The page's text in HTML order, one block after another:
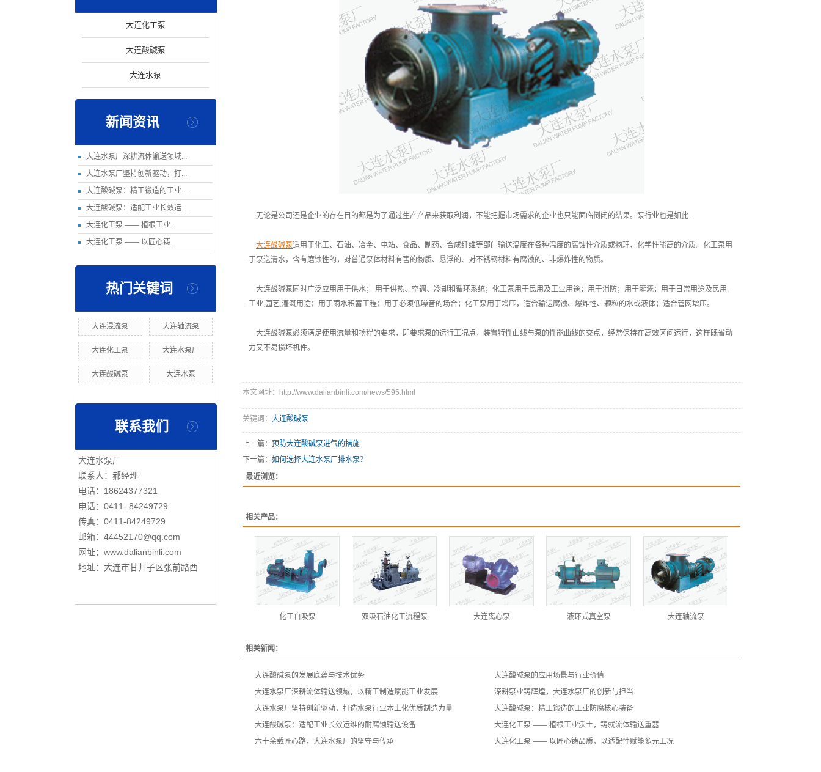
大连化工泵
大连酸碱泵
大连水泵
新闻资讯
大连水泵厂深耕流体输送领域...
大连水泵厂坚持创新驱动，打...
大连酸碱泵：精工锻造的工业...
大连酸碱泵：适配工业长效运...
大连化工泵 —— 植根工业...
大连化工泵 —— 以匠心铸...
热门关键词
大连混流泵 大连轴流泵
大连化工泵 大连水泵厂
大连酸碱泵 大连水泵
联系我们
大连水泵厂
联系人：郝经理
电话：18624377321
电话：0411- 84249729
传真：0411-84249729
邮箱：44452170@qq.com
网址： www.dalianbinli.com
地址：大连市甘井子区张前路西
无论是公司还是企业的存在目的都是为了通过生产产品来获取利润，不能把握市场需求的企业也只能面临倒闭的结果。泵行业也是如此.
大连酸碱泵适用于化工、石油、冶金、电站、食品、制药、合成纤维等部门输送温度在各种温度的腐蚀性介质或物理、化学性能高的介质。化工泵用
于泵送清水，含有磨蚀性的，对普通泵体材料有害的物质、悬浮的、对不锈钢材料有腐蚀的、非爆炸性的物质。
大连酸碱泵同时广泛应用用于供水； 用于供热、空调、冷却和循环系统；化工泵用于民用及工业用途；用于消防；用于灌溉；用于日常用途及民用,
工业,园艺,灌溉用途；用于雨水积蓄工程；用于必须低噪音的场合；化工泵用于增压，适合输送腐蚀、爆炸性、颗粒的水或液体；适合管网增压。
大连酸碱泵必须满足使用流量和扬程的要求，即要求泵的运行工况点，装置特性曲线与泵的性能曲线的交点，经常保持在高效区间运行，这样既省动
力又不易损坏机件。
本文网址：http://www.dalianbinli.com/news/595.html
关键词： 大连酸碱泵
上一篇： 预防大连酸碱泵进气的措施
下一篇： 如何选择大连水泵厂排水泵？
最近浏览：
相关产品：
化工自吸泵 双吸石油化工流程泵 大连离心泵 液环式真空泵 大连轴流泵
相关新闻：
大连酸碱泵的发展底蕴与技术优势
大连酸碱泵的应用场景与行业价值
大连水泵厂深耕流体输送领域，以精工制造赋能工业发展
深耕泵业铸辉煌，大连水泵厂的创新与担当
大连水泵厂坚持创新驱动，打造水泵行业本土化优质制造力量
大连酸碱泵：精工锻造的工业防腐核心装备
大连酸碱泵：适配工业长效运维的耐腐蚀输送设备
大连化工泵 —— 植根工业沃土，铸就流体输送重器
六十余载匠心路，大连水泵厂的坚守与传承
大连化工泵 —— 以匠心铸品质，以适配性赋能多元工况